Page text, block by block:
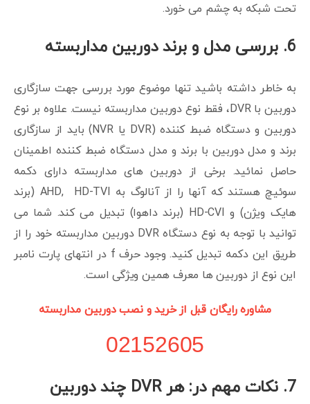
تحت شبکه به چشم می خورد.
6. بررسی مدل و برند دوربین مداربسته
به خاطر داشته باشید تنها موضوع مورد بررسی جهت سازگاری
دوربین با DVR، فقط نوع دوربین مداربسته نیست. علاوه بر نوع
دوربین و دستگاه ضبط کننده (DVR یا NVR) باید از سازگاری
برند و مدل دوربین با برند و مدل دستگاه ضبط کننده اطمینان
حاصل نمائید. برخی از دوربین های مداربسته دارای دکمه
سوئیچ هستند که آنها را از آنالوگ به AHD, HD-TVI (برند
هایک ویژن) و HD-CVI (برند داهوا) تبدیل می کند. شما می
توانید با توجه به نوع دستگاه DVR دوربین مداربسته خود را از
طریق این دکمه تبدیل کنید. وجود حرف f در انتهای پارت نامبر
این نوع از دوربین ها معرف همین ویژگی است.
مشاوره رایگان قبل از خرید و نصب دوربین مداربسته
02152605
7. نکات مهم در: هر DVR چند دوربین